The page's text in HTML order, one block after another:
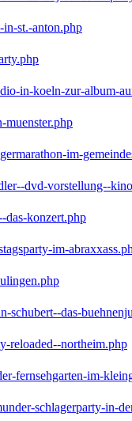
in-st.-anton.php
in-koeln-zur-album-
muenster.php
im-
dvd-vorstellung--
das-konzert.php
im-
schubert--das-
reloaded--northeim.php
fernsehgarten-im-
schlagerparty-in-